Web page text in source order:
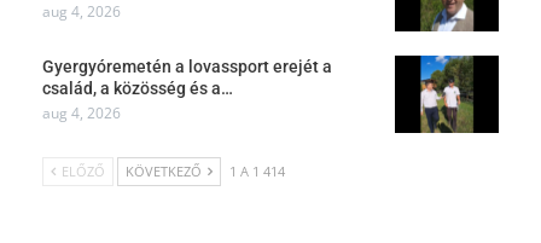
aug 4, 2026
Gyergyóremetén a lovassport erejét a
család, a közösség és a…
aug 4, 2026
ELŐZŐ KÖVETKEZŐ 1 A 1 414